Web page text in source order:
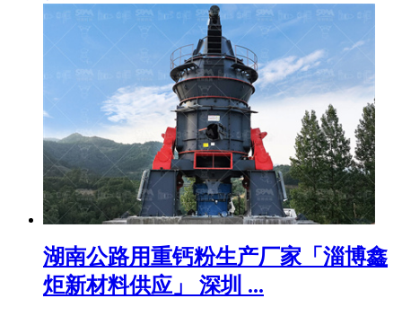
湖南公路用重钙粉生产厂家「淄博鑫
炬新材料供应」 深圳 ...